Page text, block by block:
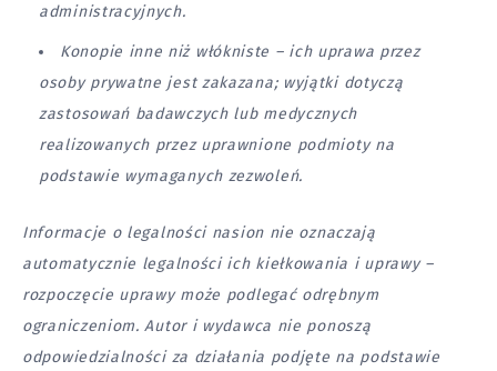
administracyjnych.
Konopie inne niż włókniste – ich uprawa przez
osoby prywatne jest zakazana; wyjątki dotyczą
zastosowań badawczych lub medycznych
realizowanych przez uprawnione podmioty na
podstawie wymaganych zezwoleń.
Informacje o legalności nasion nie oznaczają
automatycznie legalności ich kiełkowania i uprawy –
rozpoczęcie uprawy może podlegać odrębnym
ograniczeniom. Autor i wydawca nie ponoszą
odpowiedzialności za działania podjęte na podstawie